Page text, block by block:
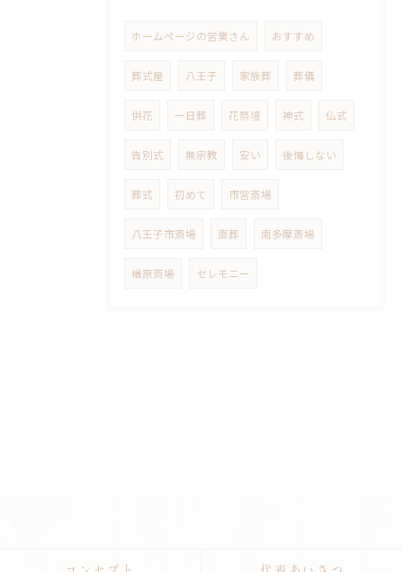
ホームページの営業さん おすすめ
葬式屋 八王子 家族葬 葬儀
供花 一日葬 花祭壇 神式 仏式
告別式 無宗教 安い 後悔しない
葬式 初めて 市営斎場
八王子市斎場 直葬 南多摩斎場
楢原斎場 セレモニー